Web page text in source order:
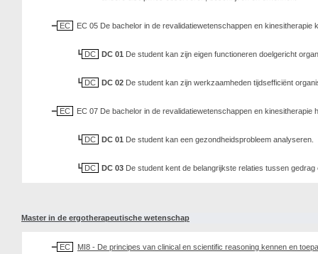
EC EC 05 De bachelor in de revalidatiewetenschappen en
DC DC 01 De student kan zijn eigen functioneren doelgericht
DC DC 02 De student kan zijn werkzaamheden tijdsefficiënt
EC EC 07 De bachelor in de revalidatiewetenschappen en
DC DC 01 De student kan een gezondheidsprobleem analyseren.
DC DC 03 De student kent de belangrijkste relaties tussen
Master in de ergotherapeutische wetenschap
EC MI8 - De principes van clinical en scientific reasoning kennen en